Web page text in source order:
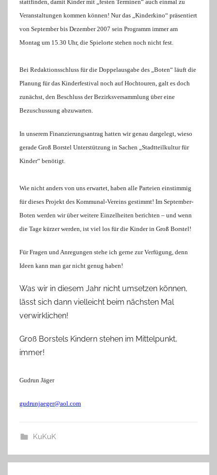
stattfinden, damit Kinder mit „festen Terminen“ auch einmal zu
Veranstaltungen kommen können! Nur das „Kinderkino“ präsentiert
von September bis Dezember 2007 sein Programm immer am
Montag um 15.30 Uhr, die Spielorte stehen noch nicht fest.
Bei Redaktionsschluss für die Doppelausgabe des „Boten“ läuft die
Planung für das Kinderfestival noch auf Hochtouren, galt es doch
zunächst, den Beschluss der Bezirksversammlung über eine
Bezuschussung abzuwarten.
In unserem Finanzierungsantrag hatten wir genau dargelegt, wieso
gerade Groß Borstel Unterstützung in Sachen „Stadtteilkultur für
Kinder“ benötigt.
Wie nicht anders von uns erwartet, haben alle Parteien einstimmig
für dieses Projekt des Kommunal-Vereins gestimmt! Im September-
Boten werden wir über weitere Einzelheiten berichten – und wenn
die Tage kürzer werden, ist viel los für die Kinder in Groß Borstel!
Für Fragen und Anregungen stehe ich gerne zur Verfügung, denn
Ideen kann man gar nicht genug haben!
Was wir in diesem Jahr nicht umsetzen können,
lässt sich dann vielleicht beim nächsten Mal
verwirklichen!
Groß Borstels Kindern stehen im Mittelpunkt,
immer!
Gudrun Jäger
gudrunjaeger@aol.com
KuKuK